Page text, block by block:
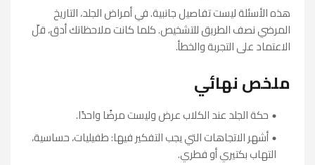
هذه الأسئلة ليست تفاصيل جانبية. في أمراض الجلد، التاريخ
المرضي نصف الطريق للتشخيص. كلما كانت ملاحظاتك أدق، قلّ
الاعتماد على التجربة والخطأ.
ملخص نهائي
حكة الجلد عند الكلاب عرض وليست مرضًا واحدًا.
أشهر الاتجاهات التي يجب التفكير فيها: طفيليات، حساسية،
التهاب بكتيري أو فطري.